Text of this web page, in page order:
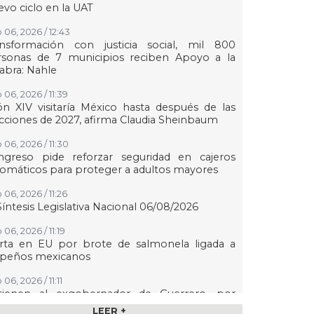
ciclo en la UAT
06, 2026 / 12:43
con justicia social, mil 800
de 7 municipios reciben Apoyo a la
Nahle
2026 / 11:39
XIV visitaría México hasta después de las
de 2027, afirma Claudia Sheinbaum
06, 2026 / 11:30
pide reforzar seguridad en cajeros
para proteger a adultos mayores
2026 / 11:26
Legislativa Nacional 06/08/2026
2026 / 11:19
en EU por brote de salmonela ligada a
mexicanos
2026 / 11:11
al exgobernador de Guerrero, por
evidencia del caso Ayotzinapa
LEER +